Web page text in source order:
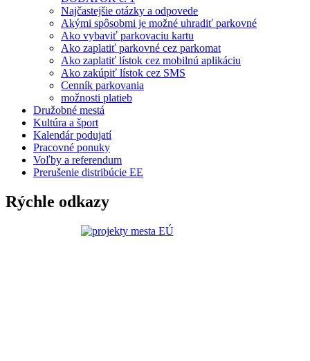
Najčastejšie otázky a odpovede
Akými spôsobmi je možné uhradiť parkovné
Ako vybaviť parkovaciu kartu
Ako zaplatiť parkovné cez parkomat
Ako zaplatiť lístok cez mobilnú aplikáciu
Ako zakúpiť lístok cez SMS
Cenník parkovania
možnosti platieb
Družobné mestá
Kultúra a šport
Kalendár podujatí
Pracovné ponuky
Voľby a referendum
Prerušenie distribúcie EE
Rýchle odkazy